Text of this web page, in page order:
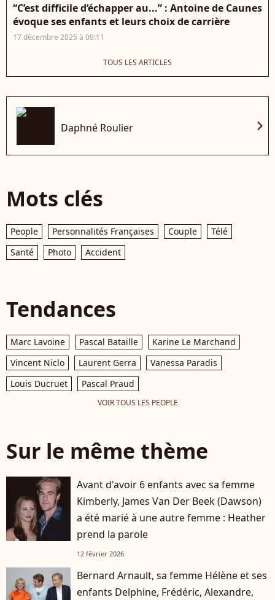
“C’est difficile d’échapper au...” : Antoine de Caunes
évoque ses enfants et leurs choix de carrière
17 décembre 2025 à 09:11
TOUS LES ARTICLES
Daphné Roulier chevron_right
Mots clés
People Personnalités Françaises Couple
Télé
Santé
Photo Accident
Tendances
Marc Lavoine Pascal Bataille
Karine Le Marchand
Vincent Niclo
Laurent Gerra
Vanessa Paradis
Louis Ducruet
Pascal Praud
VOIR TOUS LES PEOPLE
Sur le même thème
Avant d'avoir 6 enfants avec sa femme
Kimberly, James Van Der Beek (Dawson)
a été marié à une autre femme : Heather
prend la parole
12 février 2026
Bernard Arnault, sa femme Hélène et ses
enfants Delphine, Frédéric, Alexandre,